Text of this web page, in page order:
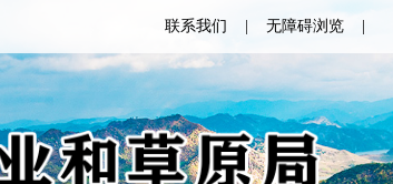
联系我们 无障碍浏览